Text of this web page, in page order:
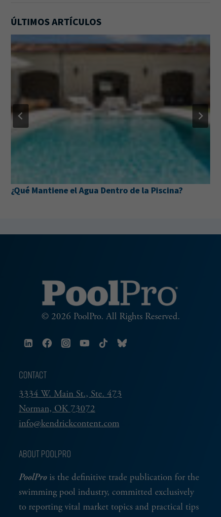
ÚLTIMOS ARTÍCULOS
Guía de Supervivencia para el Verano
© 2026 PoolPro. All Rights Reserved.
CONTACT
3334 W. Main St., Ste. 473
Norman, OK 73072
info@kendrickcontent.com
ABOUT POOLPRO
PoolPro is the definitive trade publication for the
swimming pool industry, committed exclusively
to reporting vital market topics and practical tips